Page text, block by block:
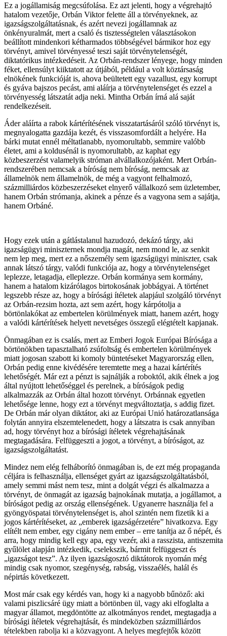
Ez a jogállamiság megcsúfolása. Ez azt jelenti, hogy a végrehajtó
hatalom vezetője, Orbán Viktor felette áll a törvényeknek, az
igazságszolgáltatásnak, és azért nevezi jogállamnak az
önkényuralmát, mert a csaló és tisztességtelen választásokon
beállított mindenkori kétharmados többségével bármikor hoz egy
törvényt, amivel törvényessé teszi saját törvénytelenségét,
diktatórikus intézkedéseit. Az Orbán-rendszer lényege, hogy minden
féket, ellensúlyt kiiktatott az útjából, például a volt köztársaság
elnökének funkcióját is, ahova beültetett egy vazallust, egy korrupt
és gyáva bajszos pecást, ami aláírja a törvénytelenséget és ezzel a
törvényesség látszatát adja neki. Mintha Orbán írná alá saját
rendelkezéseit.
Áder aláírta a rabok kártérítésének visszatartásáról szóló törvényt is,
megnyalogatta gazdája kezét, és visszasomfordált a helyére. Ha
bárki mutat ennél méltatlanabb, nyomorultabb, semmire valóbb
életet, ami a koldusénál is nyomorultabb, az kaphat egy
közbeszerzést valamelyik stróman alvállalkozójaként. Mert Orbán-
rendszerében nemcsak a bíróság nem bíróság, nemcsak az
államelnök nem államelnök, de még a vagyont felhalmozó,
százmilliárdos közbeszerzéseket elnyerő vállalkozó sem üzletember,
hanem Orbán strómanja, akinek a pénze és a vagyona sem a sajátja,
hanem Orbáné.
Hogy ezek után a gátlástalanul hazudozó, dekázó tárgy, aki
igazságügyi miniszternek mondja magát, nem mond le, az senkit
nem lep meg, mert ez a nőszemély sem igazságügyi miniszter, csak
annak látszó tárgy, valódi funkciója az, hogy a törvénytelenséget
leplezze, letagadja, elleplezze. Orbán kormánya sem kormány,
hanem a hatalom kizárólagos birtokosának jobbágyai. A történet
legszebb része az, hogy a bírósági ítéletek alapjául szolgáló törvényt
az Orbán-rezsim hozta, azt sem azért, hogy kárpótolja a
börtönlakókat az embertelen körülmények miatt, hanem azért, hogy
a valódi kártérítések helyett nevetséges összegű elégtételt kapjanak.
Önmagában ez is csalás, mert az Emberi Jogok Európai Bírósága a
börtönökben tapasztalható zsúfoltság és embertelen körülmények
miatt jogosan szabott ki komoly büntetéseket Magyarország ellen,
Orbán pedig enne kivédésére teremtette meg a hazai kártérítés
lehetőségét. Már ezt a pénzt is sajnálják a roboktól, akik élnek a jog
által nyújtott lehetőséggel és perelnek, a bíróságok pedig
alkalmazzák az Orbán által hozott törvényt. Orbánnak egyetlen
lehetősége lenne, hogy ezt a törvényt megváltoztatja, s addig fizet.
De Orbán már olyan diktátor, aki az Európai Unió határozatlansága
folytán annyira elszemtelenedett, hogy a látszatra is csak annyiban
ad, hogy törvényt hoz a bírósági ítéletek végrehajtásának
megtagadására. Felfüggeszti a jogot, a törvényt, a bíróságot, az
igazságszolgáltatást.
Mindez nem elég felháborító önmagában is, de ezt még propaganda
céljára is felhasználja, ellenséget gyárt az igazságszolgáltatásból,
amely semmi mást nem tesz, mint a dolgát végzi és alkalmazza a
törvényt, de önmagát az igazság bajnokának mutatja, a jogállamot, a
bíróságot pedig az ország ellenségének. Ugyanerre használja fel a
gyöngyöspatai törvénytelenséget is, ahol szintén nem fizetik ki a
jogos kártérítéseket, az „emberek igazságérzetére” hivatkozva. Egy
elítélt nem ember, egy cigány nem ember – erre tanítja az ő népét, és
arra, hogy mindig kell egy apa, egy vezér, aki a rasszista, antiszemita
gyűlölet alapján intézkedik, cselekszik, bármit felfüggeszt és
„igazságot tesz”. Az ilyen igazságosztó diktátorok nyomán még
mindig csak nyomor, szegénység, rabság, visszaélés, halál és
népirtás következett.
Most már csak egy kérdés van, hogy ki a nagyobb bűnöző: aki
valami piszlicsáré ügy miatt a börtönben ül, vagy aki elfoglalta a
magyar államot, megdöntötte az alkotmányos rendet, megtagadja a
bírósági ítéletek végrehajtását, és mindeközben százmilliárdos
tételekben rabolja ki a közvagyont. A helyes megfejtők között